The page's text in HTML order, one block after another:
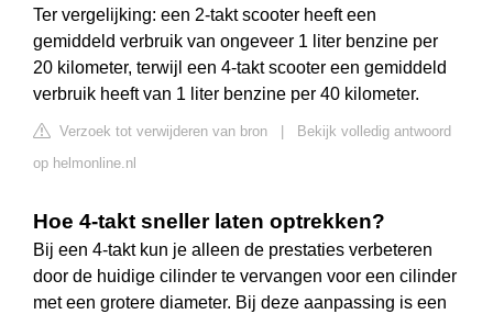
Ter vergelijking: een 2-takt scooter heeft een
gemiddeld verbruik van ongeveer 1 liter benzine per
20 kilometer, terwijl een 4-takt scooter een gemiddeld
verbruik heeft van 1 liter benzine per 40 kilometer.
Verzoek tot verwijderen van bron
Bekijk volledig antwoord
op helmonline.nl
Hoe 4-takt sneller laten optrekken?
Bij een 4-takt kun je alleen de prestaties verbeteren
door de huidige cilinder te vervangen voor een cilinder
met een grotere diameter. Bij deze aanpassing is een